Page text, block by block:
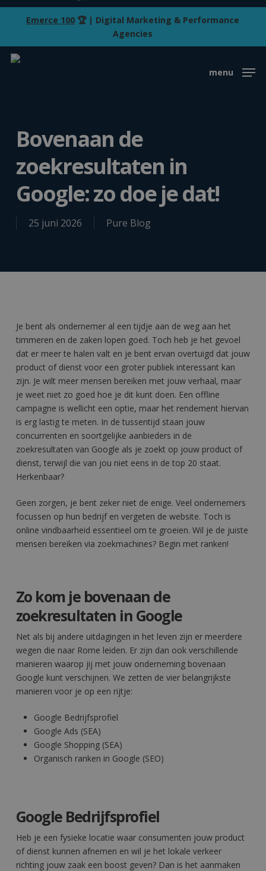
Skip
content
Emerce 100 🏆 | Digital Marketing & Performance
Agencies
menu
Bovenaan de
zoekresultaten in
Google: zo doe je dat!
25 juni 2026 Pure Blog
Je bent als ondernemer al een tijdje aan de weg aan het
timmeren en de zaken lopen goed. Toch heb je het gevoel
dat er meer te halen valt en je bent ervan overtuigd dat jouw
product of dienst voor een groter publiek interessant kan
zijn. Je wilt meer mensen bereiken met jouw verhaal, maar
je weet niet zo goed hoe je dit kunt doen. Een offline
campagne is wellicht een optie, maar het rendement hiervan
is erg lastig te meten. In de tussentijd staan jouw
concurrenten en soortgelijke aanbieders in de
zoekresultaten van Google als je zoekt op jouw product of
dienst, terwijl die van jou niet eens in de top 20 staat.
Herkenbaar?
Geen zorgen, je bent zeker niet de enige. Veel ondernemers
focussen op hun bedrijf en vergeten de website. Toch is
online vindbaarheid essentieel om te groeien. Wil je de juiste
mensen bereiken via zoekmachines? Begin met ranken!
Zo kom je bovenaan de
zoekresultaten in Google
Net als bij andere uitdagingen in het leven zijn er meerdere
wegen die naar Rome leiden. Er zijn dan ook verschillende
manieren waarop jij met jouw onderneming bovenaan
Google kunt verschijnen. We zetten de vier belangrijkste
manieren voor je op een rijtje:
Google Bedrijfsprofiel
Google Ads (SEA)
Google Shopping (SEA)
Organisch ranken in Google (SEO)
Google Bedrijfsprofiel
Heb je een fysieke locatie waar consumenten jouw product
of dienst kunnen afnemen en wil je het lokale verkeer
richting jouw zaak een boost geven? Dan is het aanmaken